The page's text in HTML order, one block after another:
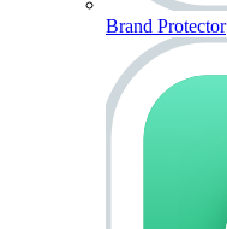
Brand Protector